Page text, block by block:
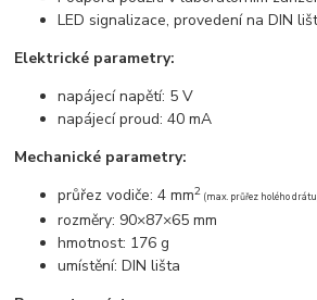
LED signalizace, provedení na DIN
Elektrické parametry:
napájecí napětí: 5 V
napájecí proud: 40 mA
Mechanické parametry:
průřez vodiče: 4 mm2 (max. průřez holého
rozměry: 90×87×65 mm
hmotnost: 176 g
umístění: DIN lišta